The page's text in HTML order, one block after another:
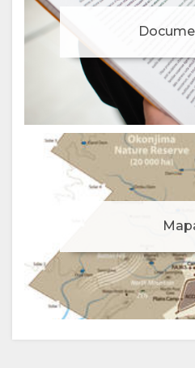
Gestionar el
personalizados, utilizamos
sus preferencias o visite
para obtener más información.